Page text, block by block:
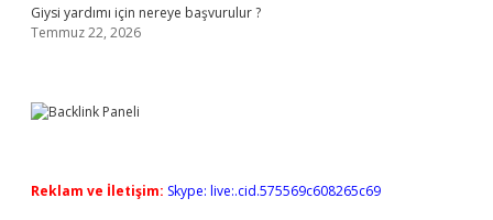
Giysi yardımı için nereye başvurulur ?
Temmuz 22, 2026
Reklam ve İletişim: Skype: live:.cid.575569c608265c69